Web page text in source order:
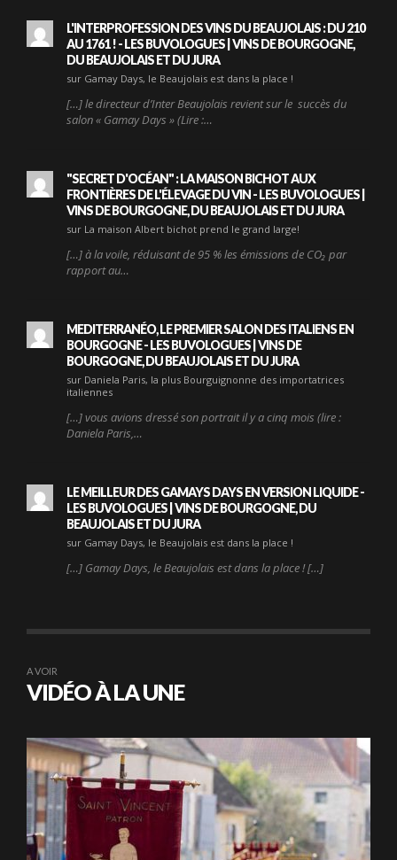
L'INTERPROFESSION DES VINS DU BEAUJOLAIS : DU 210
AU 1761 ! - LES BUVOLOGUES | VINS DE BOURGOGNE,
DU BEAUJOLAIS ET DU JURA
sur Gamay Days, le Beaujolais est dans la place !
[…] le directeur d’Inter Beaujolais revient sur le succès du
salon « Gamay Days » (Lire :…
"SECRET D'OCÉAN" : LA MAISON BICHOT AUX
FRONTIÈRES DE L'ÉLEVAGE DU VIN - LES BUVOLOGUES |
VINS DE BOURGOGNE, DU BEAUJOLAIS ET DU JURA
sur La maison Albert bichot prend le grand large!
[…] à la voile, réduisant de 95 % les émissions de CO₂ par
rapport au…
MEDITERRANÉO, LE PREMIER SALON DES ITALIENS EN
BOURGOGNE - LES BUVOLOGUES | VINS DE
BOURGOGNE, DU BEAUJOLAIS ET DU JURA
sur Daniela Paris, la plus Bourguignonne des importatrices
italiennes
[…] vous avions dressé son portrait il y a cinq mois (lire :
Daniela Paris,…
LE MEILLEUR DES GAMAYS DAYS EN VERSION LIQUIDE -
LES BUVOLOGUES | VINS DE BOURGOGNE, DU
BEAUJOLAIS ET DU JURA
sur Gamay Days, le Beaujolais est dans la place !
[…] Gamay Days, le Beaujolais est dans la place ! […]
A VOIR
VIDÉO À LA UNE